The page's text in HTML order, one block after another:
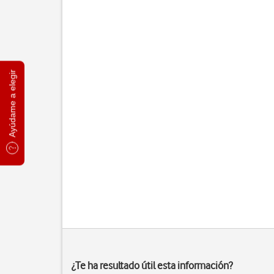
Ayúdame a elegir
¿Te ha resultado útil esta información?